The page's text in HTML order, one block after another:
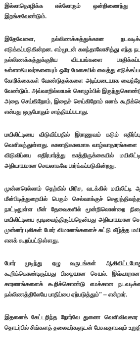
இல்லாதொழிக்க எல்லோரும் ஒன்றிணைந்து
இறங்கவேண்டும்.
இதேவேளை, நல்லிணக்கத்துக்கான
எடுக்கப்படுகின்றன. எம்முடன் கலந்தாலோசித்து எந்த
நல்லிணக்கத்துக்குரிய விடயங்களை
உள்ளாகியவர்களையும் ஒரே மேசையில் வைத்து
கோரிக்கைகள் வேண்டுதல்களை அடிப்படையாக
வேண்டும். அவ்வாறில்லாமல் கொழும்பில்
அதை செய்கிறோம், இதைச் செய்கிறோம் எனக்
என்பது ஒருபோதும் சாத்தியப்படாது.
மயிலிட்டியை விடுவிப்பதில் இராணுவம் கடும்
வெளிவந்துள்ளது. காலாதிகாலமாக
விடுவிப்பை எதிர்பார்த்து காத்திருக்கையில்
அநியாயமான செயலாகவே பார்க்கப்படுகின்றது.
முன்னரெல்லாம் தெற்கில் மிரிச, வடக்கில்
மீன்பிடித்துறையில் பெரும் செல்வாக்குச்
நாட்டிலுள்ள மீன் தேவைகளில் மூன்றிலொன்றை
மயிலிட்டியை மூடிவைத்திருப்பதென்பது அநியாயமான
முன்னர் புலிகள் போர் விமானங்களைச் சுட்டு வீழ்த்த
எனக் கூறப்பட்டுள்ளது.
போர் முடிந்து ஏழு வருடங்கள்
கூறிக்கொண்டிருப்பது பிழையான செயல்.
காரணங்களைக் கூறிக்கொண்டு எமக்கான
நல்லிணத்திலேயே பாதிப்பை ஏற்படுத்தும்” – என்றார்.
இதனைக் கேட்டறிந்த நோர்வே துணை வெளிவிவகார
தொடர்பில் சிங்களத் தலைவர்களுடன் பேசுவதாகவும்